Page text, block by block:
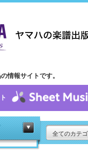
情報サイトです。
全てのカテ